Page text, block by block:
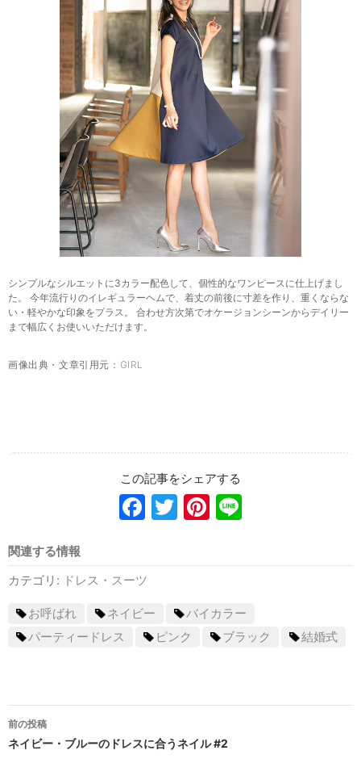
シンプルなシルエットに3カラー配色して、個性的なワンピースに仕上げまし
た。 今年流行りのイレギュラーヘムで、着丈の前後に寸差を作り、重くならな
い・軽やかな印象をプラス。 合わせ方次第でオケージョンシーンからデイリー
まで幅広くお使いいただけます。
画像出典・文章引用元： GIRL
Facebook
TwitterPinterest
関連する情報
カテゴリ: ドレス・スーツ
お呼ばれ ネイビー
バイカラー
パーティードレス
ピンク ブラック 結婚式
投
前の投稿
ネイビー・ブルーのドレスに合うネイル #2